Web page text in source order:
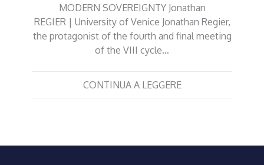
MODERN SOVEREIGNTY Jonathan
REGIER | University of Venice Jonathan Regier,
the protagonist of the fourth and final meeting
of the VIII cycle…
CONTINUA A LEGGERE